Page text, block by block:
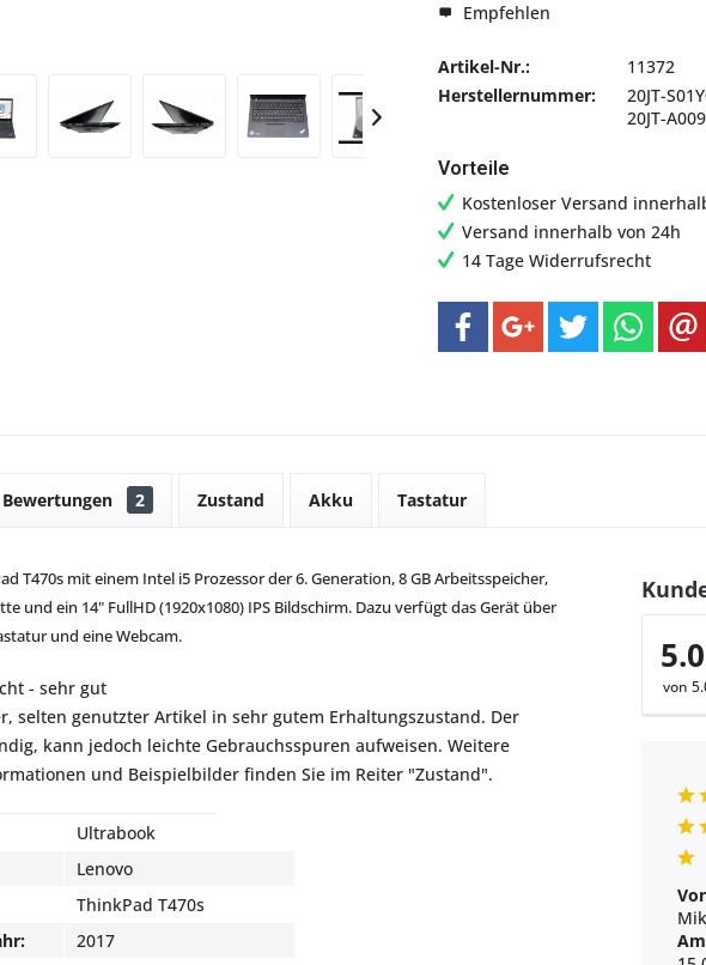
Empfehlen
Artikel-Nr.:
11372
Herstellernummer:
20JT-
20JT-
Vorteile
Kostenloser Versand
Versand innerhalb von 24h
14 Tage Widerrufsrecht
Bewertungen 2 Zustand Akku Tastatur
T470s mit einem Intel i5 Prozessor der 6. Generation, 8 GB Arbeitsspeicher,
und ein 14" FullHD (1920x1080) IPS Bildschirm. Dazu verfügt das Gerät über
und eine Webcam.
- sehr gut
selten genutzter Artikel in sehr gutem Erhaltungszustand. Der
kann jedoch leichte Gebrauchsspuren aufweisen. Weitere
und Beispielbilder finden Sie im Reiter "Zustand".
Ultrabook
Lenovo
ThinkPad T470s
2017
von